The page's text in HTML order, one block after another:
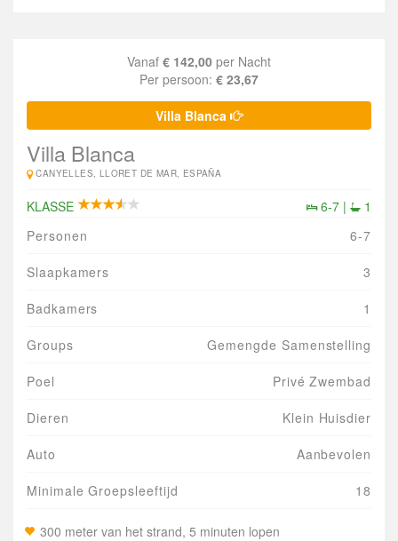
Vanaf € 142,00 per Nacht
Per persoon: € 23,67
Villa Blanca
Villa Blanca
CANYELLES, LLORET DE MAR, ESPAÑA
KLASSE 6-7 |
1
Personen
6-7
Slaapkamers 3
Badkamers 1
Groups Gemengde Samenstelling
Poel Privé Zwembad
Dieren Klein Huisdier
Auto Aanbevolen
Minimale Groepsleeftijd 18
300 meter van het strand, 5 minuten lopen